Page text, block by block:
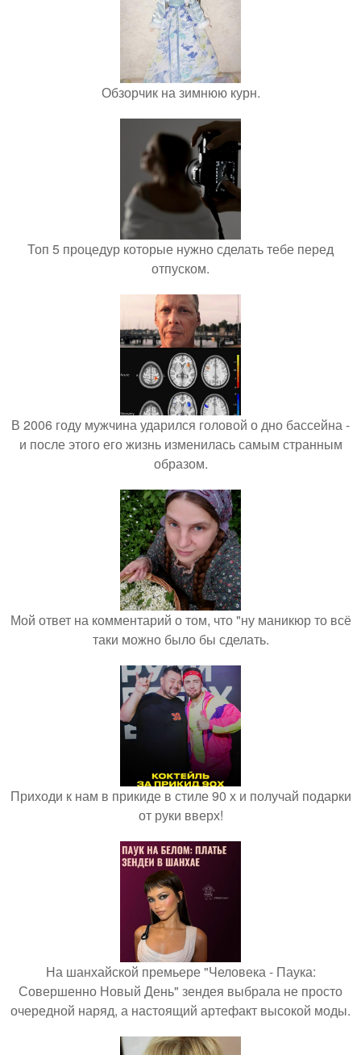
Обзорчик на зимнюю курн.
Топ 5 процедур которые нужно сделать тебе перед
отпуском.
В 2006 году мужчина ударился головой о дно бассейна -
и после этого его жизнь изменилась самым странным
образом.
Мой ответ на комментарий о том, что "ну маникюр то всё
таки можно было бы сделать.
Приходи к нам в прикиде в стиле 90 х и получай подарки
от руки вверх!
На шанхайской премьере "Человека - Паука:
Совершенно Новый День" зендея выбрала не просто
очередной наряд, а настоящий артефакт высокой моды.